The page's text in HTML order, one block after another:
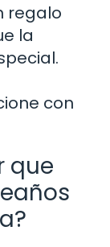
regalo
la
con
que